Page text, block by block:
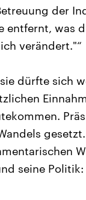
der
entfernt, was
verändert."“
dürfte sich
seine